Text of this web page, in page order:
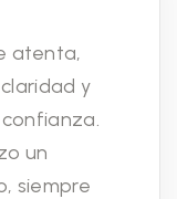
atenta,
y
un
siempre